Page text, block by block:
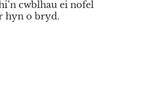
cwblhau ei nofel
hyn o bryd.